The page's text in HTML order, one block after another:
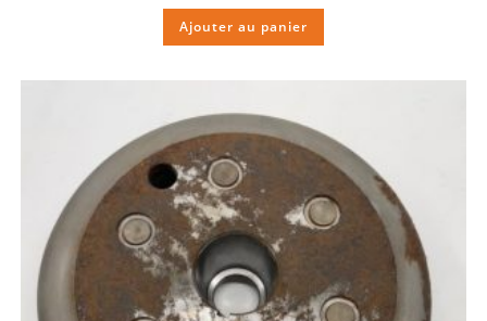
Ajouter au panier